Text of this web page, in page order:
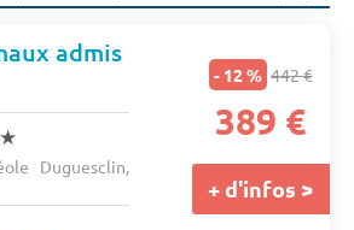
admis
Duguesclin,
- 12 % 442 €
389 €
+ d'infos >